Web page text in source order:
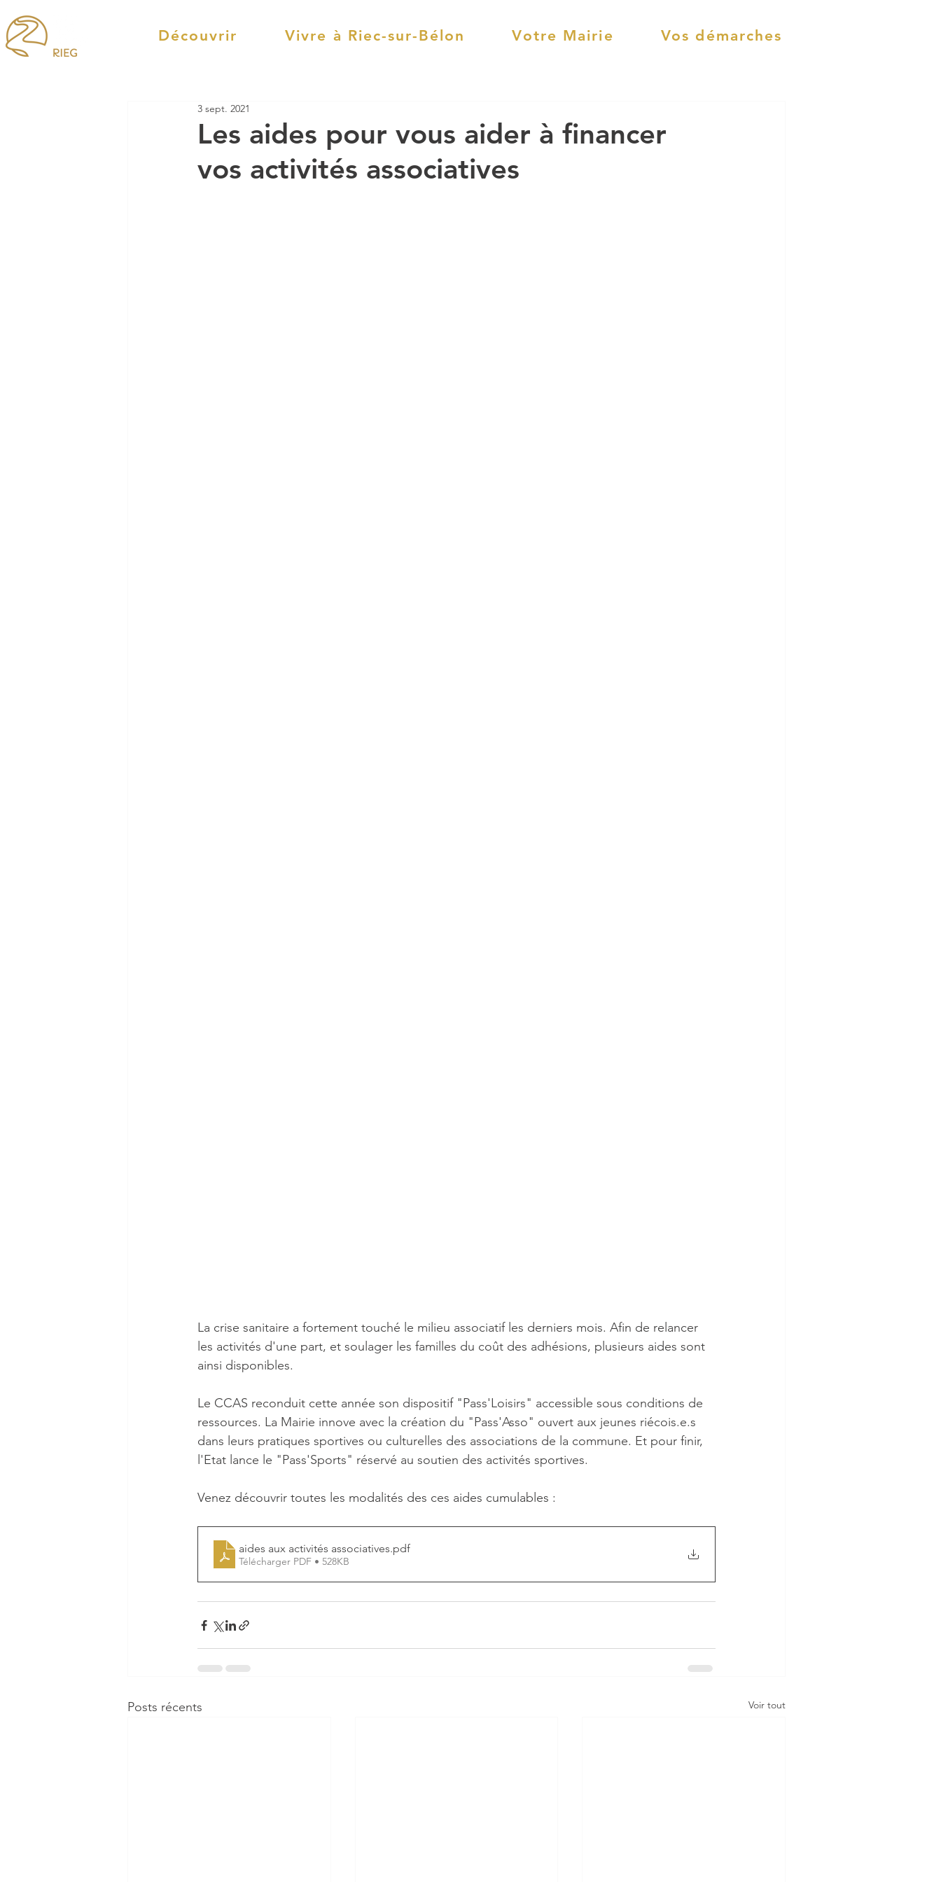
Découvrir Vivre à Riec-sur-Bélon Votre Mairie Vos démarches
Les aides pour vous aider à financer
vos activités associatives
3 sept. 2021
La crise sanitaire a fortement touché le milieu associatif les derniers mois. Afin de relancer
les activités d'une part, et soulager les familles du coût des adhésions, plusieurs aides sont
ainsi disponibles.
Le CCAS reconduit cette année son dispositif "Pass'Loisirs" accessible sous conditions de
ressources. La Mairie innove avec la création du "Pass'Asso" ouvert aux jeunes riécois.e.s
dans leurs pratiques sportives ou culturelles des associations de la commune. Et pour finir,
l'Etat lance le "Pass'Sports" réservé au soutien des activités sportives.
Venez découvrir toutes les modalités des ces aides cumulables :
aides aux activités associatives.pdf
Télécharger PDF • 528KB
Posts récents Voir tout